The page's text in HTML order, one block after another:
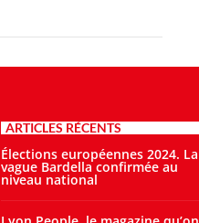
ARTICLES RÉCENTS
Élections européennes 2024. La
vague Bardella confirmée au
niveau national